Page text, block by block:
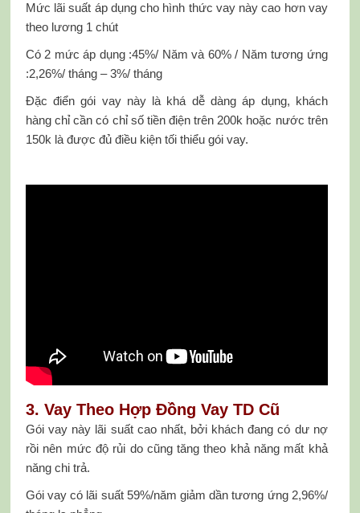
Mức lãi suất áp dụng cho hình thức vay này cao hơn vay
theo lương 1 chút
Có 2 mức áp dụng :45%/ Năm và 60% / Năm tương ứng
:2,26%/ tháng – 3%/ tháng
Đặc điển gói vay này là khá dễ dàng áp dụng, khách
hàng chỉ cần có chỉ số tiền điện trên 200k hoặc nước trên
150k là được đủ điều kiện tối thiểu gói vay.
3. Vay Theo Hợp Đồng Vay TD Cũ
Gói vay này lãi suất cao nhất, bởi khách đang có dư nợ
rồi nên mức độ rủi do cũng tăng theo khả năng mất khả
năng chi trả.
Gói vay có lãi suất 59%/năm giảm dần tương ứng 2,96%/